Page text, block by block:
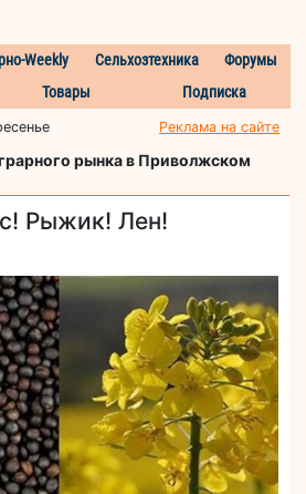
Weekly Сельхозтехника
Форумы
Товары Подписка
Реклама на сайте
рынка в Приволжском
Рыжик! Лен!